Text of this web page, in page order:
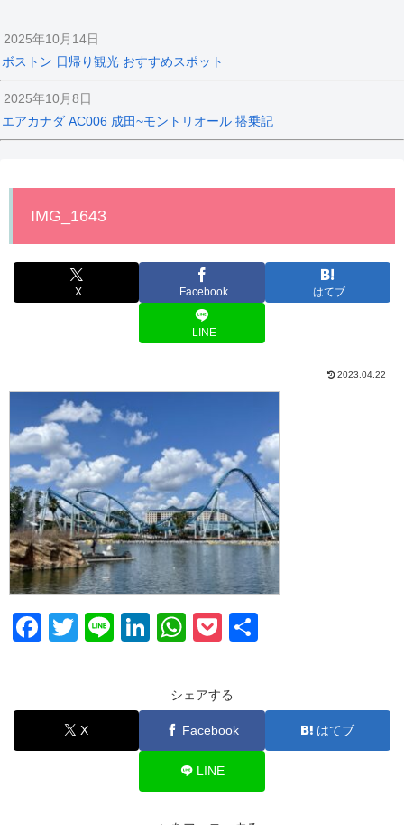
2025年10月14日
ボストン 日帰り観光 おすすめスポット
2025年10月8日
エアカナダ AC006 成田~モントリオール 搭乗記
IMG_1643
X Facebook はてブ
LINE
2023.04.22
F
e
b
T
er
Li
Li
e
dI
W
at
s
A
p
p
P
ck
et
シェアする
X Facebook はてブ
LINE